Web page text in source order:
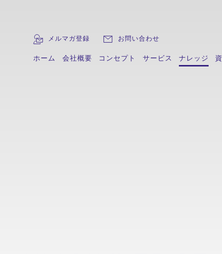
メルマガ登録 お問い合わせ
メルマガ登録 お問い合わせ
ホーム 会社概要 コンセプト サービス ナレッジ
ホーム 会社概要 コンセプト サービス ナレッジ